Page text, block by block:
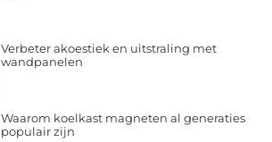
Verbeter akoestiek en uitstraling met
wandpanelen
Waarom koelkast magneten al generaties
populair zijn